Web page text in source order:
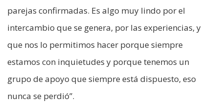
parejas confirmadas. Es algo muy lindo por el
intercambio que se genera, por las experiencias, y
que nos lo permitimos hacer porque siempre
estamos con inquietudes y porque tenemos un
grupo de apoyo que siempre está dispuesto, eso
nunca se perdió”.